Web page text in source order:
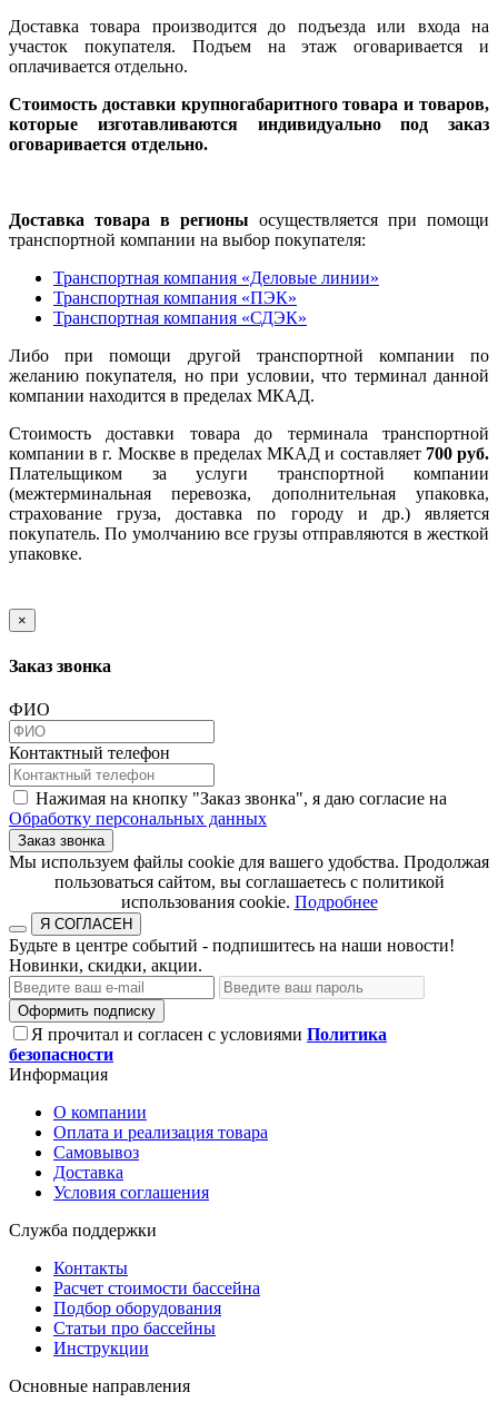
Доставка товара производится до подъезда или входа на
участок покупателя. Подъем на этаж оговаривается и
оплачивается отдельно.
Стоимость доставки крупногабаритного товара и товаров,
которые изготавливаются индивидуально под заказ
оговаривается отдельно.
Доставка товара в регионы осуществляется при помощи
транспортной компании на выбор покупателя:
Транспортная компания «Деловые линии»
Транспортная компания «ПЭК»
Транспортная компания «СДЭК»
Либо при помощи другой транспортной компании по
желанию покупателя, но при условии, что терминал данной
компании находится в пределах МКАД.
Стоимость доставки товара до терминала транспортной
компании в г. Москве в пределах МКАД и составляет 700 руб.
Плательщиком за услуги транспортной компании
(межтерминальная перевозка, дополнительная упаковка,
страхование груза, доставка по городу и др.) является
покупатель. По умолчанию все грузы отправляются в жесткой
упаковке.
×
Заказ звонка
ФИО
Контактный телефон
Нажимая на кнопку "Заказ звонка", я даю согласие на
Обработку персональных данных
Заказ звонка
​​​​​​​Мы используем файлы cookie для вашего удобства. Продолжая
пользоваться сайтом, вы соглашаетесь с политикой
использования cookie.​​​​​​​ Подробнее
Я СОГЛАСЕН
Будьте в центре событий - подпишитесь на наши новости!
Новинки, скидки, акции.
Оформить подписку
Я прочитал и согласен с условиями Политика
безопасности
Информация
О компании
Оплата и реализация товара
Самовывоз
Доставка
Условия соглашения
Служба поддержки
Контакты
Расчет стоимости бассейна
Подбор оборудования
Статьи про бассейны
Инструкции
Основные направления